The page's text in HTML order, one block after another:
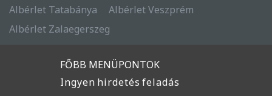
Albérlet Tatabánya
Albérlet Veszprém
Albérlet Zalaegerszeg
FŐBB MENÜPONTOK
Ingyen hirdetés feladás